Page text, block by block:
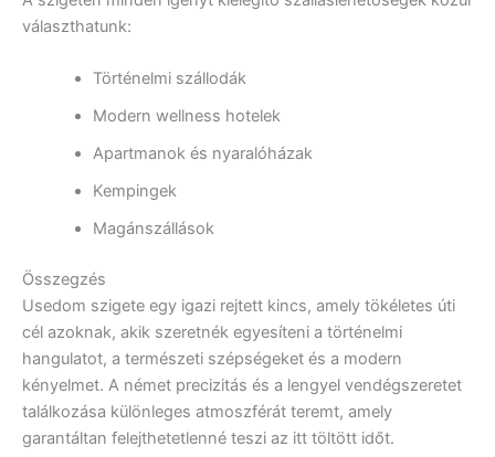
választhatunk:
Történelmi szállodák
Modern wellness hotelek
Apartmanok és nyaralóházak
Kempingek
Magánszállások
Összegzés
Usedom szigete egy igazi rejtett kincs, amely tökéletes úti
cél azoknak, akik szeretnék egyesíteni a történelmi
hangulatot, a természeti szépségeket és a modern
kényelmet. A német precizitás és a lengyel vendégszeretet
találkozása különleges atmoszférát teremt, amely
garantáltan felejthetetlenné teszi az itt töltött időt.